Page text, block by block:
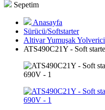
Sepetim
Anasayfa
Sürücü/Softstarter
Altivar Yumuşak
ATS490C21Y - Soft